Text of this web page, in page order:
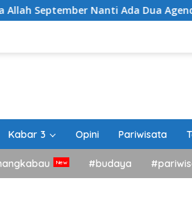
Nanti Ada Dua Agenda Besar Akan
Kabar 3 Opini Pariwisata
#budaya